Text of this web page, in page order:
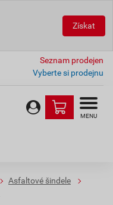
Získat
Seznam prodejen
Vyberte si prodejnu
MENU
Asfaltové šindele